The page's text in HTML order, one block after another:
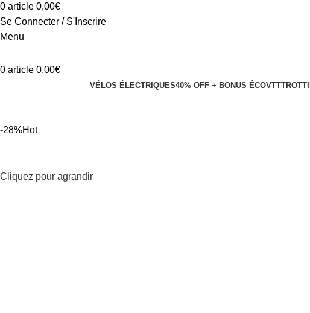
0 article 0,00€
Se Connecter / S'Inscrire
Menu
0 article 0,00€
VÉLOS ÉLECTRIQUES40% OFF + BONUS ÉCOVTT
-28%Hot
Cliquez pour agrandir